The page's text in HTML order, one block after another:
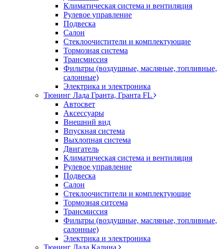
Климатическая система и вентиляция
Рулевое управление
Подвеска
Салон
Стеклоочистители и комплектующие
Тормозная система
Трансмиссия
Фильтры (воздушные, масляные, топливные,
салонные)
Электрика и электроника
Тюнинг Лада Гранта, Гранта FL
Автосвет
Аксессуары
Внешний вид
Впускная система
Выхлопная система
Двигатель
Климатическая система и вентиляция
Рулевое управление
Подвеска
Салон
Стеклоочистители и комплектующие
Тормозная ситсема
Трансмиссия
Фильтры (воздушные, масляные, топливные,
салонные)
Электрика и электроника
Тюнинг Лада Калина